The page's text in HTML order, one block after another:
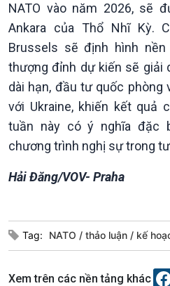
Văn hoá & Du lịch
Tin Văn hoá & Du lịch
Câu chuyện Thể thao
NATO vào năm 2026, sẽ
Ankara của Thổ Nhĩ Kỳ.
Brussels sẽ định hình
thượng đỉnh dự kiến ​​sẽ giải
dài hạn, đầu tư quốc phòng
với Ukraine, khiến kết quả
tuần này có ý nghĩa đặc
chương trình nghị sự trong
Hải Đăng/VOV- Praha
Tag: NATO thảo luận kế
Xem trên các nền tảng khác